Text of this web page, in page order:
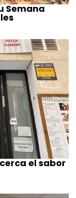
Semana
el sabor